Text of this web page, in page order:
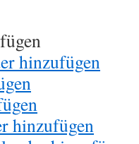
hinzufügen
hinzufügen